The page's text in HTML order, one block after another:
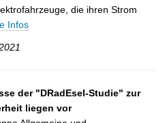
die ihren Strom
Infos
der "DRadEsel-Studie" zur
liegen vor